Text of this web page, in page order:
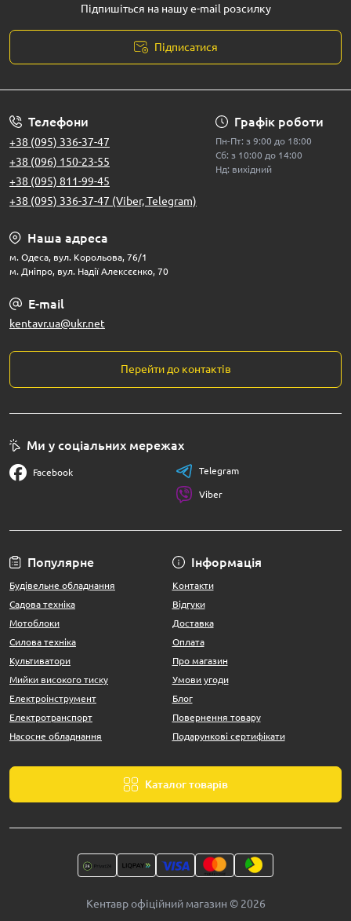
Підпишіться на нашу e-mail розсилку
Підписатися
Телефони
+38 (095) 336-37-47
+38 (096) 150-23-55
+38 (095) 811-99-45
+38 (095) 336-37-47 (Viber, Telegram)
Графік роботи
Пн-Пт: з 9:00 до 18:00
Сб: з 10:00 до 14:00
Нд: вихідний
Наша адреса
м. Одеса, вул. Корольова, 76/1
м. Дніпро, вул. Надії Алексєєнко, 70
E-mail
kentavr.ua@ukr.net
Перейти до контактів
Популярне
Будівельне обладнання
Садова техніка
Мотоблоки
Силова техніка
Культиватори
Мийки високого тиску
Електроінструмент
Електротранспорт
Насосне обладнання
Інформація
Контакти
Відгуки
Доставка
Оплата
Про магазин
Умови угоди
Блог
Повернення товару
Подарункові сертифікати
Каталог товарів
Ми у соціальних мережах
Facebook Telegram
Viber
Кентавр офіційний магазин © 2026